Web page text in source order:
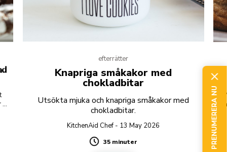
efterrätter
Knapriga småkakor med
chokladbitar
Utsökta mjuka och knapriga småkakor med
chokladbitar.
KitchenAid Chef - 13 May 2026
Duration
35 minuter PRENUMERERA NU